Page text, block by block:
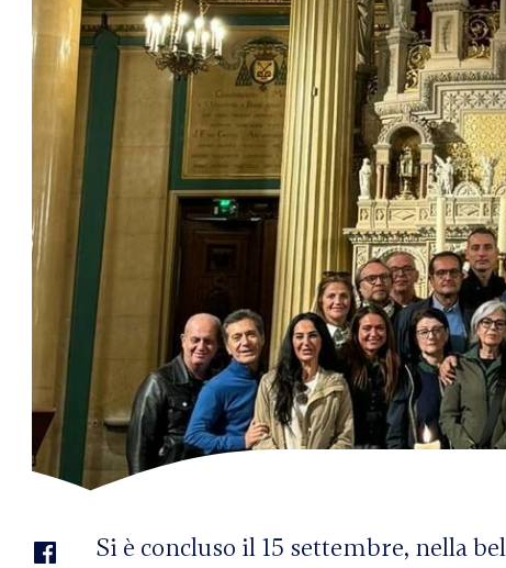
Si è concluso il 15 settembre, nella